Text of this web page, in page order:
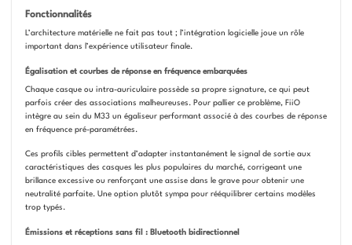
Fonctionnalités
L’architecture matérielle ne fait pas tout ; l’intégration logicielle joue un rôle
important dans l’expérience utilisateur finale.
Égalisation et courbes de réponse en fréquence embarquées
Chaque casque ou intra-auriculaire possède sa propre signature, ce qui peut
parfois créer des associations malheureuses. Pour pallier ce problème, FiiO
intègre au sein du M33 un égaliseur performant associé à des courbes de réponse
en fréquence pré-paramétrées.
Ces profils cibles permettent d’adapter instantanément le signal de sortie aux
caractéristiques des casques les plus populaires du marché, corrigeant une
brillance excessive ou renforçant une assise dans le grave pour obtenir une
neutralité parfaite. Une option plutôt sympa pour rééquilibrer certains modèles
trop typés.
Émissions et réceptions sans fil : Bluetooth bidirectionnel